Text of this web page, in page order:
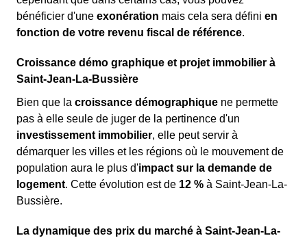
bénéficier d'une exonération mais cela sera défini en
fonction de votre revenu fiscal de référence.
Croissance démo graphique et projet immobilier à
Saint-Jean-La-Bussière
Bien que la croissance démographique ne permette
pas à elle seule de juger de la pertinence d'un
investissement immobilier, elle peut servir à
démarquer les villes et les régions où le mouvement de
population aura le plus d'impact sur la demande de
logement. Cette évolution est de 12 % à Saint-Jean-La-
Bussière.
La dynamique des prix du marché à Saint-Jean-La-